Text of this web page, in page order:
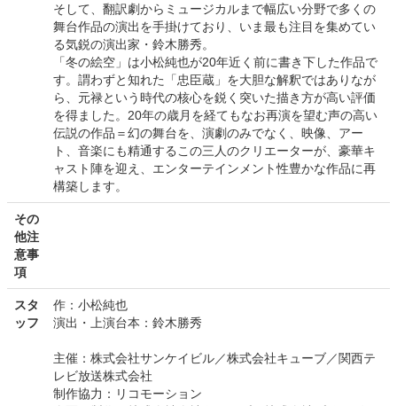
そして、翻訳劇からミュージカルまで幅広い分野で多くの
舞台作品の演出を手掛けており、いま最も注目を集めてい
る気鋭の演出家・鈴木勝秀。
「冬の絵空」は小松純也が20年近く前に書き下した作品で
す。謂わずと知れた「忠臣蔵」を大胆な解釈ではありなが
ら、元禄という時代の核心を鋭く突いた描き方が高い評価
を得ました。20年の歳月を経てもなお再演を望む声の高い
伝説の作品＝幻の舞台を、演劇のみでなく、映像、アー
ト、音楽にも精通するこの三人のクリエーターが、豪華キ
ャスト陣を迎え、エンターテインメント性豊かな作品に再
構築します。
その
他注
意事
項
スタ
ッフ
作：小松純也
演出・上演台本：鈴木勝秀
主催：株式会社サンケイビル／株式会社キューブ／関西テ
レビ放送株式会社
制作協力：リコモーション